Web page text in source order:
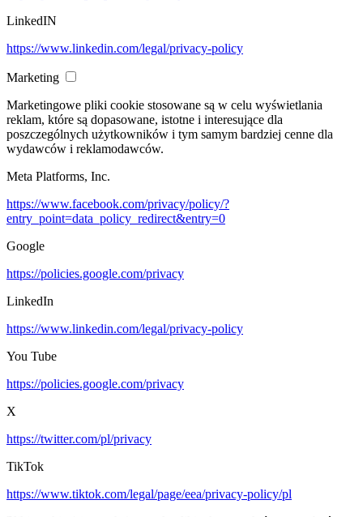
LinkedIN
https://www.linkedin.com/legal/privacy-policy
Marketing
Marketingowe pliki cookie stosowane są w celu wyświetlania
reklam, które są dopasowane, istotne i interesujące dla
poszczególnych użytkowników i tym samym bardziej cenne dla
wydawców i reklamodawców.
Meta Platforms, Inc.
https://www.facebook.com/privacy/policy/?
entry_point=data_policy_redirect&entry=0
Google
https://policies.google.com/privacy
LinkedIn
https://www.linkedin.com/legal/privacy-policy
You Tube
https://policies.google.com/privacy
X
https://twitter.com/pl/privacy
TikTok
https://www.tiktok.com/legal/page/eea/privacy-policy/pl